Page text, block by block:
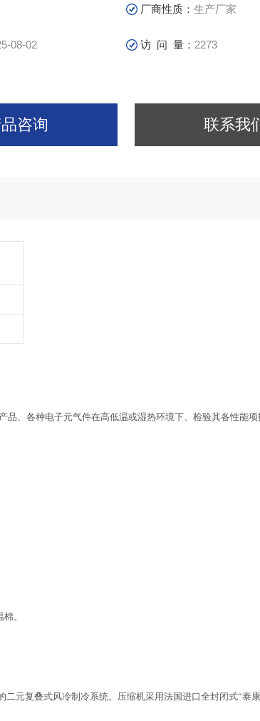
厂商性质： 生产厂家
08-02 访 问 量： 2273
咨询 联系我
、各种电子元气件在高低温或湿热环境下、检验其各性能项
。
元复叠式风冷制冷系统。压缩机采用法国进口全封闭式“泰